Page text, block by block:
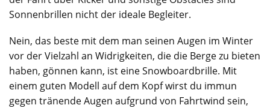
Sonnenbrillen nicht der ideale Begleiter.
Nein, das beste mit dem man seinen Augen im Winter
vor der Vielzahl an Widrigkeiten, die die Berge zu bieten
haben, gönnen kann, ist eine Snowboardbrille. Mit
einem guten Modell auf dem Kopf wirst du immun
gegen tränende Augen aufgrund von Fahrtwind sein,